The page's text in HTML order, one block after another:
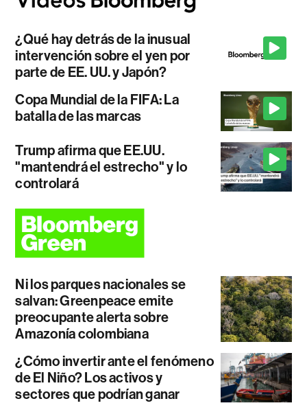
¿Qué hay detrás de la inusual
intervención sobre el yen por
parte de EE. UU. y Japón?
Copa Mundial de la FIFA: La
batalla de las marcas
Trump afirma que EE.UU.
"mantendrá el estrecho" y lo
controlará
Ni los parques nacionales se
salvan: Greenpeace emite
preocupante alerta sobre
Amazonía colombiana
¿Cómo invertir ante el fenómeno
de El Niño? Los activos y
sectores que podrían ganar